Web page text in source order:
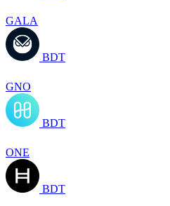
GALA
BDT
GNO
BDT
ONE
BDT